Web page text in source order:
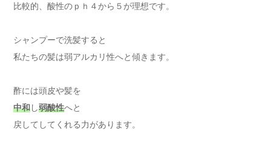
比較的、酸性のｐｈ４から５が理想です。
シャンプーで洗髪すると
私たちの髪は弱アルカリ性へと傾きます。
酢には頭皮や髪を
中和し弱酸性へと
戻してしてくれる力があります。